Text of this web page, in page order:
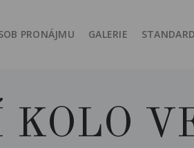
PRONÁJMU GALERIE
KOLO